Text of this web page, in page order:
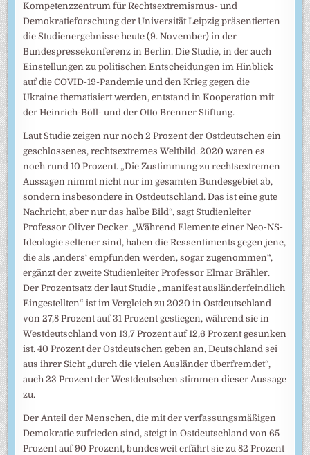
Kompetenzzentrum für Rechtsextremismus- und
Demokratieforschung der Universität Leipzig präsentierten
die Studienergebnisse heute (9. November) in der
Bundespressekonferenz in Berlin. Die Studie, in der auch
Einstellungen zu politischen Entscheidungen im Hinblick
auf die COVID-19-Pandemie und den Krieg gegen die
Ukraine thematisiert werden, entstand in Kooperation mit
der Heinrich-Böll- und der Otto Brenner Stiftung.
Laut Studie zeigen nur noch 2 Prozent der Ostdeutschen ein
geschlossenes, rechtsextremes Weltbild. 2020 waren es
noch rund 10 Prozent. „Die Zustimmung zu rechtsextremen
Aussagen nimmt nicht nur im gesamten Bundesgebiet ab,
sondern insbesondere in Ostdeutschland. Das ist eine gute
Nachricht, aber nur das halbe Bild“, sagt Studienleiter
Professor Oliver Decker. „Während Elemente einer Neo-NS-
Ideologie seltener sind, haben die Ressentiments gegen jene,
die als ‚anders‘ empfunden werden, sogar zugenommen“,
ergänzt der zweite Studienleiter Professor Elmar Brähler.
Der Prozentsatz der laut Studie „manifest ausländerfeindlich
Eingestellten“ ist im Vergleich zu 2020 in Ostdeutschland
von 27,8 Prozent auf 31 Prozent gestiegen, während sie in
Westdeutschland von 13,7 Prozent auf 12,6 Prozent gesunken
ist. 40 Prozent der Ostdeutschen geben an, Deutschland sei
aus ihrer Sicht „durch die vielen Ausländer überfremdet“,
auch 23 Prozent der Westdeutschen stimmen dieser Aussage
zu.
Der Anteil der Menschen, die mit der verfassungsmäßigen
Demokratie zufrieden sind, steigt in Ostdeutschland von 65
Prozent auf 90 Prozent, bundesweit erfährt sie zu 82 Prozent